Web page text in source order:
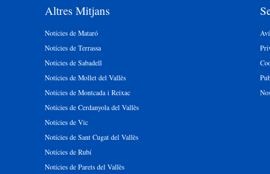
Altres Mitjans
Notícies de Mataró
Notícies de Terrassa
Notícies de Sabadell
Notícies de Mollet del Vallès
Notícies de Montcada i Reixac
Notícies de Cerdanyola del Vallès
Notícies de Vic
Notícies de Sant Cugat del Vallès
Notícies de Rubí
Notícies de Parets del Vallès